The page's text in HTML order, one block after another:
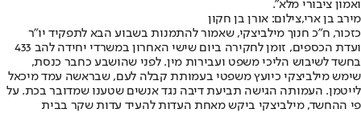
ואמון ציבורי מלא".
מירב בן ארי,צילום: אורן בן חקון
כזכור, ח"כ חנוך מילביצקי, שאמור להתמנות בשבוע הבא לתפקיד יו"ר
ועדת הכספים, זומן לחקירה ביום שישי האחרון במשרדי יחידה להב 433
בחשד לשיבוש הליכי משפט ועבירות מין. לפני שהושבע כחבר כנסת,
שימש מילביצקי כיועץ משפטי בעמותת קבלה לעם, שבראשה עמד מיכאל
לייטמן. העמותה הגישה תביעת דיבה נגד אנשים שטענו שמדובר בכת. על
פי ההחשד, מילביצקי ביקש מאחת העדות להעיד עדות שקר בבית